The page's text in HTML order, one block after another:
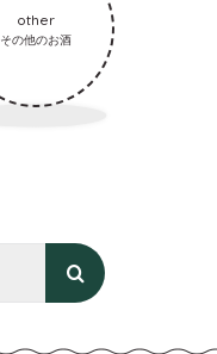
other
その他のお酒